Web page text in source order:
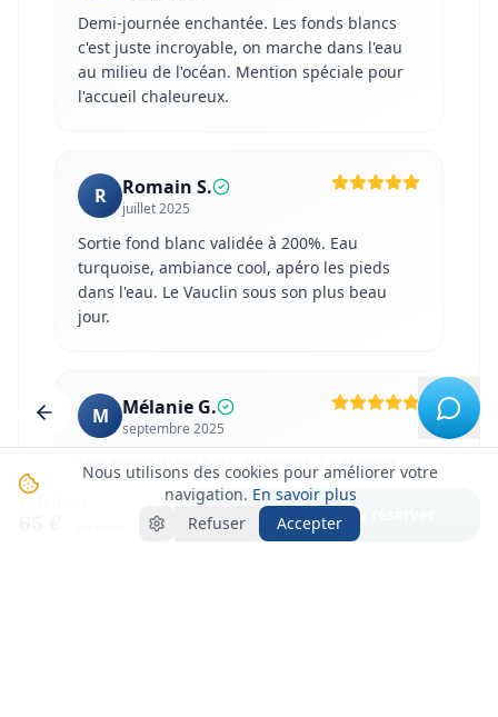
Demi-journée enchantée. Les fonds blancs
c'est juste incroyable, on marche dans l'eau
au milieu de l'océan. Mention spéciale pour
l'accueil chaleureux.
R Romain S.
juillet 2025
Sortie fond blanc validée à 200%. Eau
turquoise, ambiance cool, apéro les pieds
dans l'eau. Le Vauclin sous son plus beau
jour.
M Mélanie G.
septembre 2025
Une parenthèse hors du temps. Le skipper
connaît tous les coins, baignade au calme
loin de la foule. On reviendra sans hésiter.
Voir créneaux & réserver
Nous utilisons des cookies pour améliorer votre
navigation. En savoir plus
Refuser
Accepter